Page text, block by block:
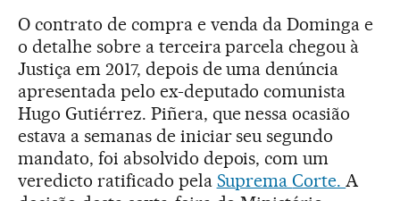
O contrato de compra e venda da Dominga e
o detalhe sobre a terceira parcela chegou à
Justiça em 2017, depois de uma denúncia
apresentada pelo ex-deputado comunista
Hugo Gutiérrez. Piñera, que nessa ocasião
estava a semanas de iniciar seu segundo
mandato, foi absolvido depois, com um
veredicto ratificado pela SupremaCorte.A